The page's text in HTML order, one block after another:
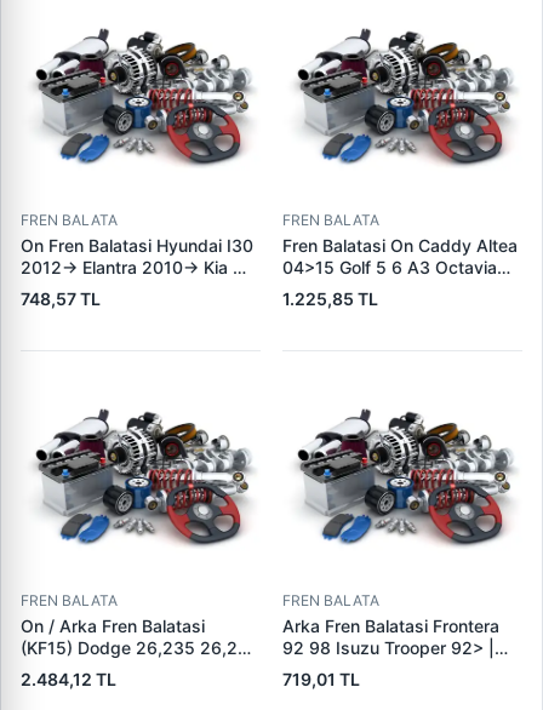
FREN BALATA
On Fren Balatasi Hyundai I30
2012-> Elantra 2010-> Kia
Ceed 2012-> | GRAP 94166 |
OEM 581012VA00
748,57 TL
FREN BALATA
Fren Balatasi On Caddy Altea
04>15 Golf 5 6 A3 Octavia
04>13 Jetta 06>11 Leon
06>13 Toledo 05>09 Yeti
ANS KD13 | OEM
1.225,85 TL
FREN BALATA
On / Arka Fren Balatasi
(KF15) Dodge 26,235 26,260
32,260 Dingil | KALE B 1278
1840 05 KF22 | OEM 19557 /
2.484,12 TL
FREN BALATA
Arka Fren Balatasi Frontera
92 98 Isuzu Trooper 92> |
KRAFTVOLL 07160049 |
OEM 160 5851
719,01 TL